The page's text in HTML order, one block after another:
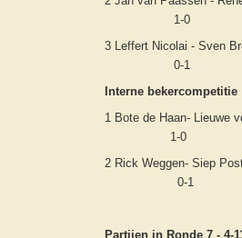
1-0
3 Leffert Nicolai - Sven
0-1
Interne bekercompetitie
1 Bote de Haan-
1-0
2 Rick Weggen-
0-1
Partijen in Ronde 7 - 4-